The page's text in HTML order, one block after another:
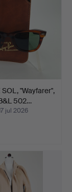
SOL, "Wayfarer",
502…
jul 2026